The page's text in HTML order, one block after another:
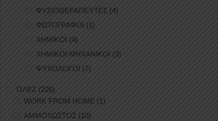
ΦΥΣΙΟΘΕΡΑΠΕΥΤΕΣ (4)
ΦΩΤΟΓΡΑΦΟΙ (1)
ΧΗΜΙΚΟΙ (4)
ΧΗΜΙΚΟΙ ΜΗΧΑΝΙΚΟΙ (3)
ΨΥΧΟΛΟΓΟΙ (7)
ΟΛΕΣ (226)
WORK FROM HOME (1)
ΑΜΜΟΧΩΣΤΟΣ (10)